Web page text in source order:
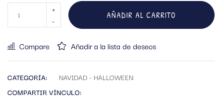
AÑADIR AL CARRITO
Compare Añadir a la lista de deseos
CATEGORÍA:
NAVIDAD - HALLOWEEN
COMPARTIR VÍNCULO: